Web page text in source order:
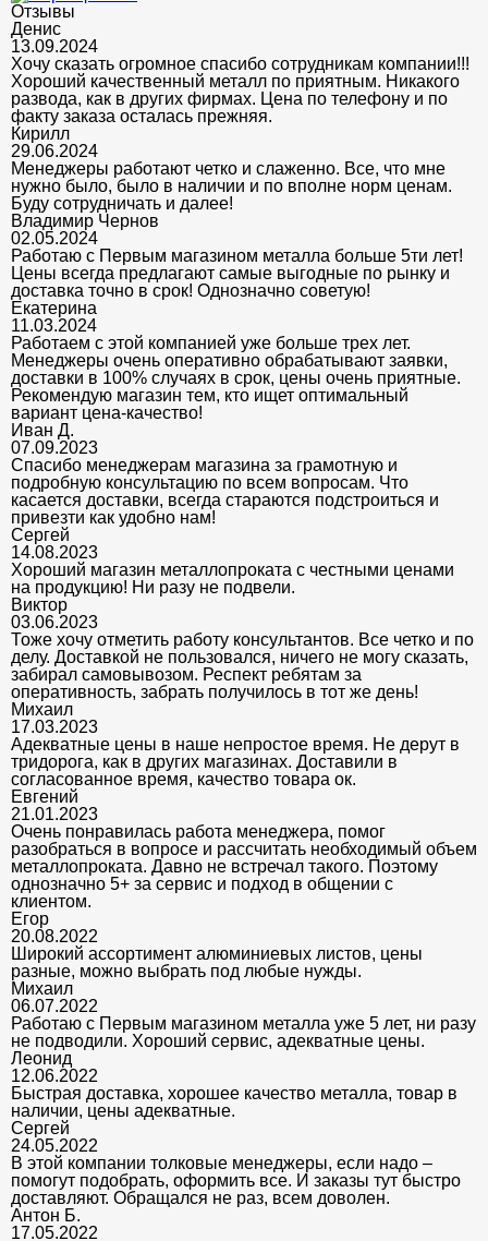
Отзывы
Денис
13.09.2024
Хочу сказать огромное спасибо сотрудникам компании!!!
Хороший качественный металл по приятным. Никакого
развода, как в других фирмах. Цена по телефону и по
факту заказа осталась прежняя.
Кирилл
29.06.2024
Менеджеры работают четко и слаженно. Все, что мне
нужно было, было в наличии и по вполне норм ценам.
Буду сотрудничать и далее!
Владимир Чернов
02.05.2024
Работаю с Первым магазином металла больше 5ти лет!
Цены всегда предлагают самые выгодные по рынку и
доставка точно в срок! Однозначно советую!
Екатерина
11.03.2024
Работаем с этой компанией уже больше трех лет.
Менеджеры очень оперативно обрабатывают заявки,
доставки в 100% случаях в срок, цены очень приятные.
Рекомендую магазин тем, кто ищет оптимальный
вариант цена-качество!
Иван Д.
07.09.2023
Спасибо менеджерам магазина за грамотную и
подробную консультацию по всем вопросам. Что
касается доставки, всегда стараются подстроиться и
привезти как удобно нам!
Сергей
14.08.2023
Хороший магазин металлопроката с честными ценами
на продукцию! Ни разу не подвели.
Виктор
03.06.2023
Тоже хочу отметить работу консультантов. Все четко и по
делу. Доставкой не пользовался, ничего не могу сказать,
забирал самовывозом. Респект ребятам за
оперативность, забрать получилось в тот же день!
Михаил
17.03.2023
Адекватные цены в наше непростое время. Не дерут в
тридорога, как в других магазинах. Доставили в
согласованное время, качество товара ок.
Евгений
21.01.2023
Очень понравилась работа менеджера, помог
разобраться в вопросе и рассчитать необходимый объем
металлопроката. Давно не встречал такого. Поэтому
однозначно 5+ за сервис и подход в общении с
клиентом.
Егор
20.08.2022
Широкий ассортимент алюминиевых листов, цены
разные, можно выбрать под любые нужды.
Михаил
06.07.2022
Работаю с Первым магазином металла уже 5 лет, ни разу
не подводили. Хороший сервис, адекватные цены.
Леонид
12.06.2022
Быстрая доставка, хорошее качество металла, товар в
наличии, цены адекватные.
Сергей
24.05.2022
В этой компании толковые менеджеры, если надо –
помогут подобрать, оформить все. И заказы тут быстро
доставляют. Обращался не раз, всем доволен.
Антон Б.
17.05.2022